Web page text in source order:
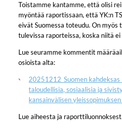
Toistamme kantamme, että olisi
myöntää raportissaan, että YK:n
eivät Suomessa toteudu. On
tulevissa raporteissa, koska niitä
Lue seuramme kommentit
osioista alta:
20251212_Suomen
taloudellisia, sosiaalisia ja
kansainvälisen
Lue aiheesta ja